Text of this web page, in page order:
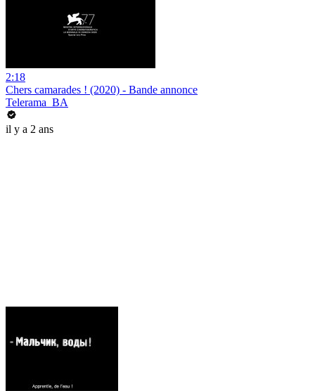
2:18
Chers camarades ! (2020) - Bande annonce
Telerama_BA
il y a 2 ans